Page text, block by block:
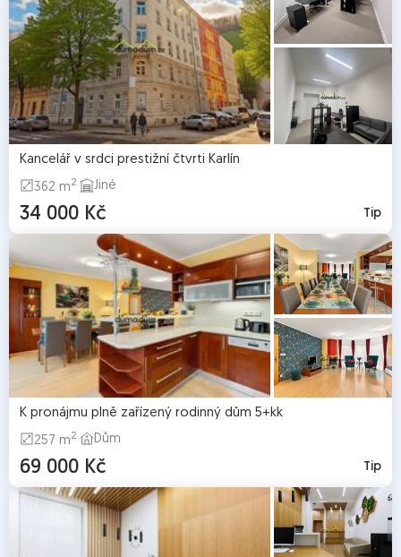
Kancelář v srdci prestižní čtvrti Karlín
362 m2 Jiné
34 000 Kč Tip
K pronájmu plně zařízený rodinný dům 5+kk
257 m2 Dům
69 000 Kč Tip